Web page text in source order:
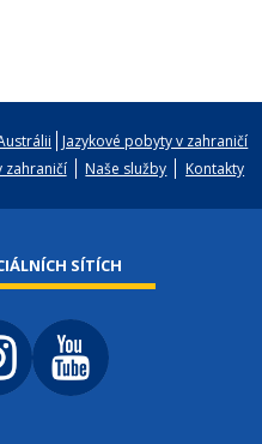
Jazykové pobyty v zahraničí
zahraničí Naše služby Kontakty
SÍTÍCH